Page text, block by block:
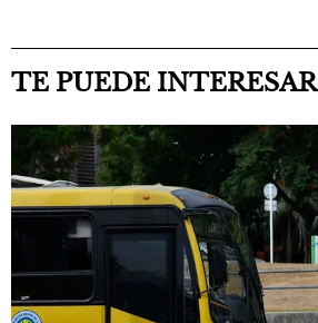
TE PUEDE INTERESAR